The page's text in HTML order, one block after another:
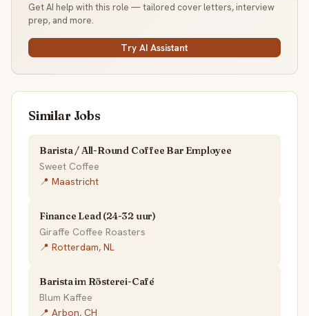
Get AI help with this role — tailored cover letters, interview
prep, and more.
Try AI Assistant
Similar Jobs
Barista / All-Round Coffee Bar Employee
Sweet Coffee
📍 Maastricht
Finance Lead (24-32 uur)
Giraffe Coffee Roasters
📍 Rotterdam, NL
Barista im Rösterei-Café
Blum Kaffee
📍 Arbon, CH